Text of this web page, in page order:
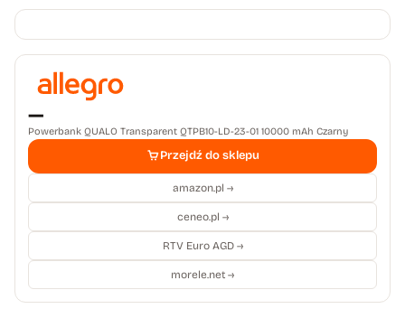
—
Powerbank QUALO Transparent QTPB10-LD-23-01 10000 mAh Czarny
Przejdź do sklepu
amazon.pl →
ceneo.pl →
RTV Euro AGD →
morele.net →